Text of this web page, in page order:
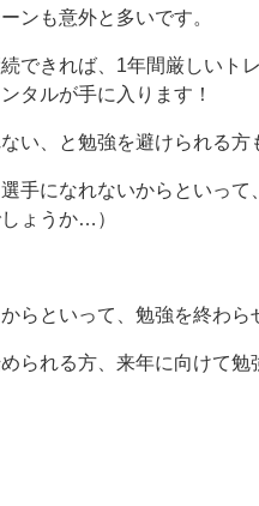
ンも意外と多いです。
できれば、1年間厳しいト
タルが手に入ります！
い、と勉強を避けられる方
手になれないからといっ
ょうか…）
らといって、勉強を終わら
られる方、来年に向けて